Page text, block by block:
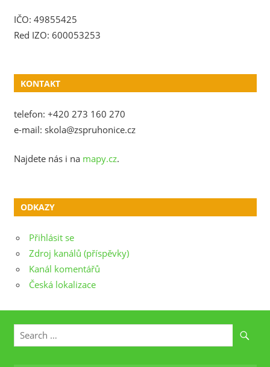
IČO: 49855425
Red IZO: 600053253
KONTAKT
telefon: +420 273 160 270
e-mail: skola@zspruhonice.cz
Najdete nás i na mapy.cz.
ODKAZY
Přihlásit se
Zdroj kanálů (příspěvky)
Kanál komentářů
Česká lokalizace